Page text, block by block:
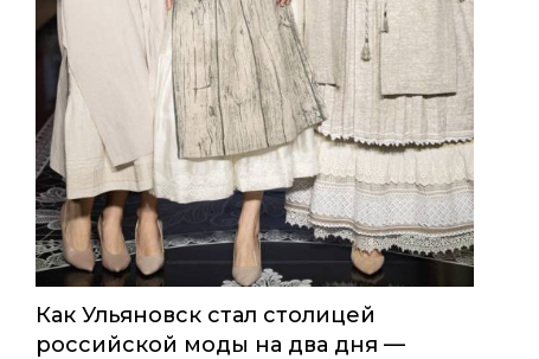
Как Ульяновск стал столицей
российской моды на два дня —